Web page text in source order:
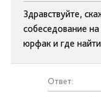
Здравствуйте,
собеседование
юрфак и где
Ответ: